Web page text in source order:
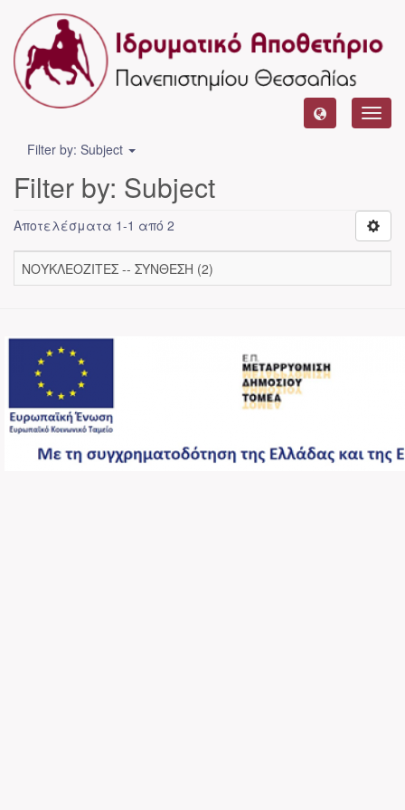
Filter by: Subject
Filter by: Subject
Αποτελέσματα 1-1 από 2
ΝΟΥΚΛΕΟΖΙΤΕΣ -- ΣΥΝΘΕΣΗ (2)